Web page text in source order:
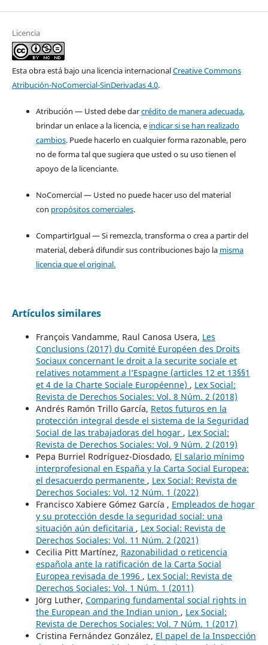
Licencia
Esta obra está bajo una licencia internacionalCreative Commons
Atribución-NoComercial-SinDerivadas 4.0.
Atribución — Usted debe darcrédito de manera adecuada,
brindar un enlace a la licencia, e indicar si se han realizado
cambios. Puede hacerlo en cualquier forma razonable, pero
no de forma tal que sugiera que usted o su uso tienen el
apoyo de la licenciante.
NoComercial — Usted no puede hacer uso del material
con propósitos comerciales.
CompartirIgual — Si remezcla, transforma o crea a partir del
material, deberá difundir sus contribuciones bajo la misma
licencia que el original.
Artículos similares
François Vandamme, Raul Canosa Usera, Les
Conclusions (2017) du Comité Européen des Droits
Sociaux concernant le droit a la securite sociale et
relatives notamment a l’Espagne (articles 12 et 13§§1
et 4 de la Charte Sociale Européenne) , Lex Social:
Revista de Derechos Sociales: Vol. 8 Núm. 2 (2018)
Andrés Ramón Trillo García, Retos futuros en la
protección integral desde el sistema de la Seguridad
Social de las trabajadoras del hogar , Lex Social:
Revista de Derechos Sociales: Vol. 9 Núm. 2 (2019)
Pepa Burriel Rodríguez-Diosdado, El salario mínimo
interprofesional en España y la Carta Social Europea:
el desacuerdo permanente , Lex Social: Revista de
Derechos Sociales: Vol. 12 Núm. 1 (2022)
Francisco Xabiere Gómez García , Empleados de hogar
y su protección desde la seguridad social: una
situación aún deficitaria , Lex Social: Revista de
Derechos Sociales: Vol. 11 Núm. 2 (2021)
Cecilia Pitt Martínez, Razonabilidad o reticencia
española ante la ratificación de la Carta Social
Europea revisada de 1996 , Lex Social: Revista de
Derechos Sociales: Vol. 1 Núm. 1 (2011)
Jörg Luther, Comparing fundamental social rights in
the European and the Indian union , Lex Social:
Revista de Derechos Sociales: Vol. 7 Núm. 1 (2017)
Cristina Fernández González, El papel de la Inspección